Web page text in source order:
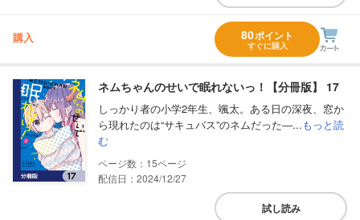
購入 80ポイント
すぐに購入
ネムちゃんのせいで眠れないっ！【分冊版】 17
しっかり者の小学2年生、颯太。ある日の深夜、窓か
ら現れたのは“サキュバス”のネムだった―...もっと読
む
15
配信日：2024/12/27
試し読み